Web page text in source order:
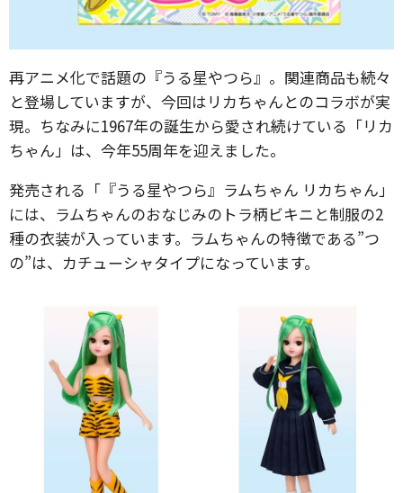
再アニメ化で話題の『うる星やつら』。関連商品も続々
と登場していますが、今回はリカちゃんとのコラボが実
現。ちなみに1967年の誕生から愛され続けている「リカ
ちゃん」は、今年55周年を迎えました。
発売される「『うる星やつら』ラムちゃん リカちゃん」
には、ラムちゃんのおなじみのトラ柄ビキニと制服の2
種の衣装が入っています。ラムちゃんの特徴である”つ
の”は、カチューシャタイプになっています。